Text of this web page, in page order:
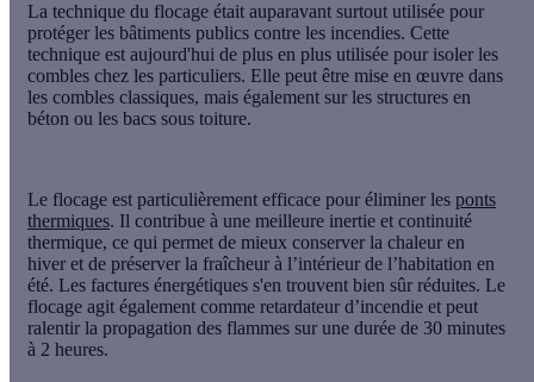
La technique du flocage était auparavant surtout utilisée pour
protéger les bâtiments publics contre les incendies. Cette
technique est aujourd'hui de plus en plus utilisée pour isoler les
combles chez les particuliers. Elle peut être mise en œuvre dans
les combles classiques, mais également sur les structures en
béton ou les bacs sous toiture.
Le flocage est particulièrement efficace pour éliminer les ponts
thermiques. Il contribue à une meilleure inertie et continuité
thermique, ce qui permet de mieux conserver la chaleur en
hiver et de préserver la fraîcheur à l’intérieur de l’habitation en
été. Les factures énergétiques s'en trouvent bien sûr réduites. Le
flocage agit également comme retardateur d’incendie et peut
ralentir la propagation des flammes sur une durée de 30 minutes
à 2 heures.